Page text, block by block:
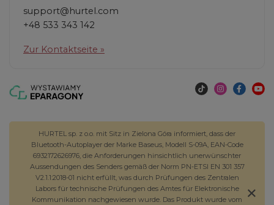
support@hurtel.com
+48 533 343 142
Zur Kontaktseite »
HURTEL sp. z o.o. mit Sitz in Zielona Góra informiert, dass der
Bluetooth-Autoplayer der Marke Baseus, Modell S-09A, EAN-Code
6932172626976, die Anforderungen hinsichtlich unerwünschter
Aussendungen des Senders gemäß der Norm PN-ETSI EN 301 357
V2.1.1:2018-01 nicht erfüllt, was durch Prüfungen des Zentralen
Labors für technische Prüfungen des Amtes für Elektronische
Kommunikation nachgewiesen wurde. Das Produkt wurde vom